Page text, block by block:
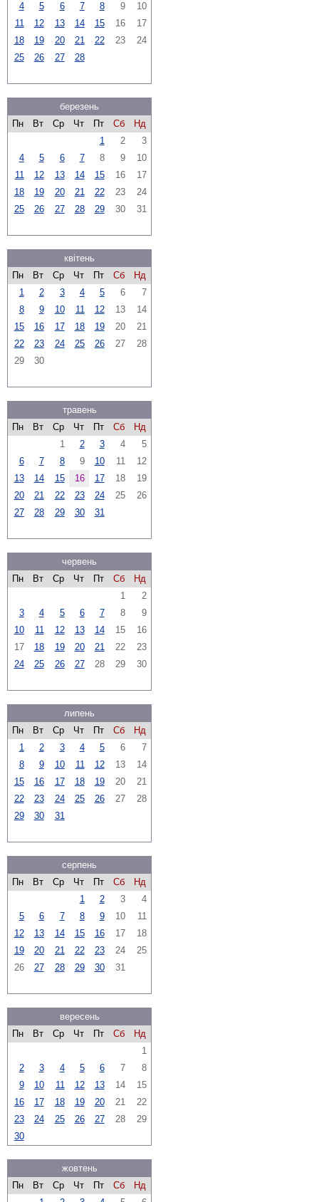
4
5 6 7 8 9
10
11
12 13 14 15 16
17
18
19 20 21 22 23
24
25
26 27 28
березень
Пн
Вт Ср Чт Пт Сб
Нд
1
2
3
4
5 6 7 8 9
10
11
12 13 14 15 16
17
18
19 20 21 22 23
24
25
26 27 28 29 30 31
квітень
Пн
Вт Ср Чт Пт Сб
Нд
1
2 3 4 5 6
7
8
9 10 11 12 13
14
15
16 17 18 19 20
21
22
23 24 25 26 27
28
29
30
травень
Пн
Вт Ср Чт Пт Сб
Нд
1
2 3 4
5
6
7 8 9 10 11
12
13
14 15 16 17 18
19
20
21 22 23 24 25
26
27
28 29 30 31
червень
Пн
Вт Ср Чт Пт Сб
Нд
1
2
3
4 5 6 7 8
9
10
11 12 13 14 15
16
17
18 19 20 21 22
23
24
25 26 27 28 29 30
липень
Пн
Вт Ср Чт Пт Сб
Нд
1
2 3 4 5 6
7
8
9 10 11 12 13
14
15
16 17 18 19 20
21
22
23 24 25 26 27
28
29
30 31
серпень
Пн
Вт Ср Чт Пт Сб
Нд
1
2 3
4
5
6 7 8 9 10
11
12
13 14 15 16 17
18
19
20 21 22 23 24
25
26
27 28 29 30 31
вересень
Пн
Вт Ср Чт Пт Сб
Нд
1
2
3 4 5 6 7
8
9
10 11 12 13 14
15
16
17 18 19 20 21
22
23
24 25 26 27 28
29
30
жовтень
Пн
Вт Ср Чт Пт Сб
Нд